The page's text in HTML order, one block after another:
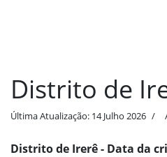
Distrito de
Última Atualização: 14 Julho 2026
Distrito de Irerê - Data da